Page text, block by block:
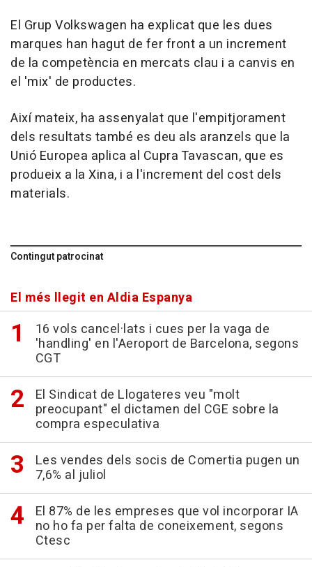
El Grup Volkswagen ha explicat que les dues
marques han hagut de fer front a un increment
de la competència en mercats clau i a canvis en
el 'mix' de productes.
Així mateix, ha assenyalat que l'empitjorament
dels resultats també es deu als aranzels que la
Unió Europea aplica al Cupra Tavascan, que es
produeix a la Xina, i a l'increment del cost dels
materials.
Contingut patrocinat
El més llegit en Aldia Espanya
16 vols cancel·lats i cues per la vaga de
'handling' en l'Aeroport de Barcelona, segons
CGT
El Sindicat de Llogateres veu "molt
preocupant" el dictamen del CGE sobre la
compra especulativa
Les vendes dels socis de Comertia pugen un
7,6% al juliol
El 87% de les empreses que vol incorporar IA
no ho fa per falta de coneixement, segons
Ctesc